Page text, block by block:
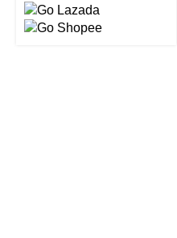
Pro Network Video
Recorder by Vnix Group